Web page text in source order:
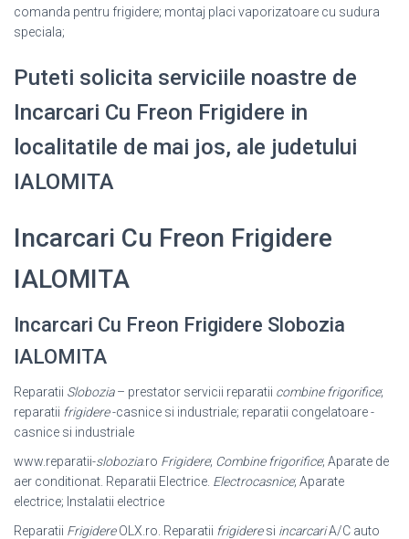
comanda pentru frigidere; montaj placi vaporizatoare cu sudura
speciala;
Puteti solicita serviciile noastre de
Incarcari Cu Freon Frigidere in
localitatile de mai jos, ale judetului
IALOMITA
Incarcari Cu Freon Frigidere
IALOMITA
Incarcari Cu Freon Frigidere Slobozia
IALOMITA
Reparatii Slobozia– prestator servicii reparatii combine frigorifice;
reparatii frigidere-casnice si industriale; reparatii congelatoare -
casnice si industriale
www.reparatii-slobozia.ro Frigidere; Combine frigorifice; Aparate de
aer conditionat. Reparatii Electrice. Electrocasnice; Aparate
electrice; Instalatii electrice
Reparatii FrigidereOLX.ro. Reparatii frigideresi incarcariA/C auto